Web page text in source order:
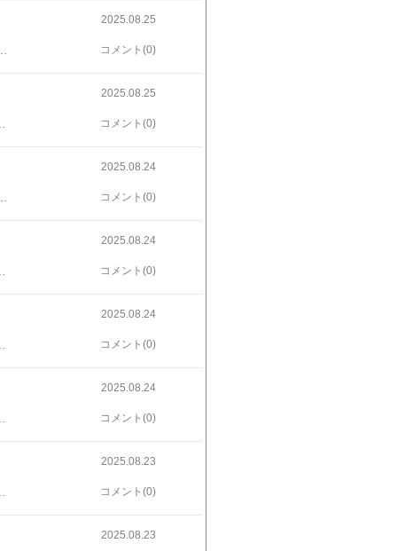
2025.08.25
コメント(0)
2025.08.25
コメント(0)
あった。そうそう研辰の出身は羽床で墓もある。番頭さんによると18代目は金比羅に来たとき墓参りしたそうだ。
2025.08.24
コメント(0)
2025.08.24
コメント(0)
2025.08.24
コメント(0)
2025.08.24
コメント(0)
2025.08.23
コメント(0)
2025.08.23